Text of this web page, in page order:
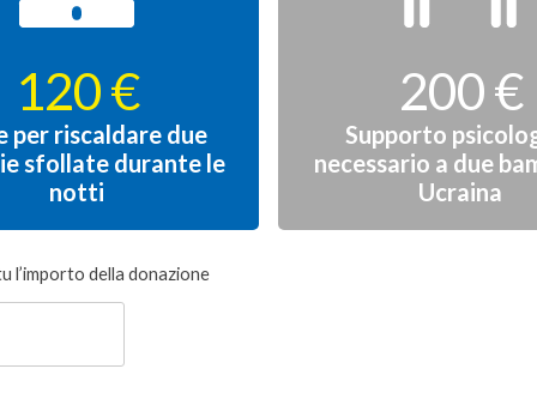
120 €
per riscaldare due
sfollate durante le
notti
200 €
Supporto
necessario a due
Ucraina
l’importo della donazione